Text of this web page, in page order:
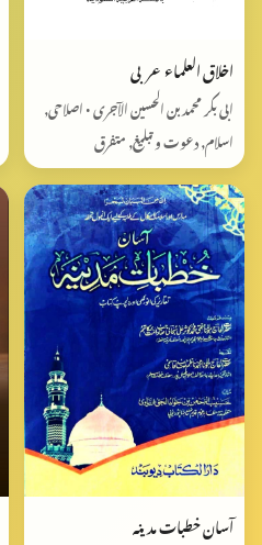
اخلاق العلماء عربی
ابی بکر محمد بن الحسین الآجری • اصلاحی,
اسلام, دعوت و تبلیغ, متفرق
آسان خطبات مدینہ